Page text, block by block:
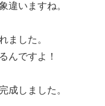
違いますね。
ました。
んですよ！
成しました。